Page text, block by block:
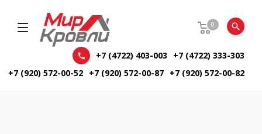
0
+7 (4722) 403-003
+7 (4722) 333-303
+7 (920) 572-00-52 +7 (920) 572-00-87 +7 (920) 572-00-82